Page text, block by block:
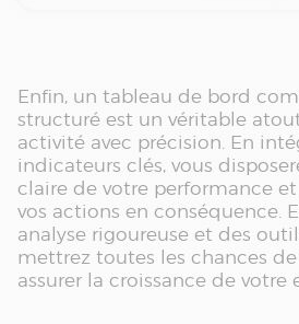
Enfin, un tableau de bord
structuré est un véritable
activité avec précision. En
indicateurs clés, vous
claire de votre performance
vos actions en conséquence.
analyse rigoureuse et des
mettrez toutes les chances
assurer la croissance de votre